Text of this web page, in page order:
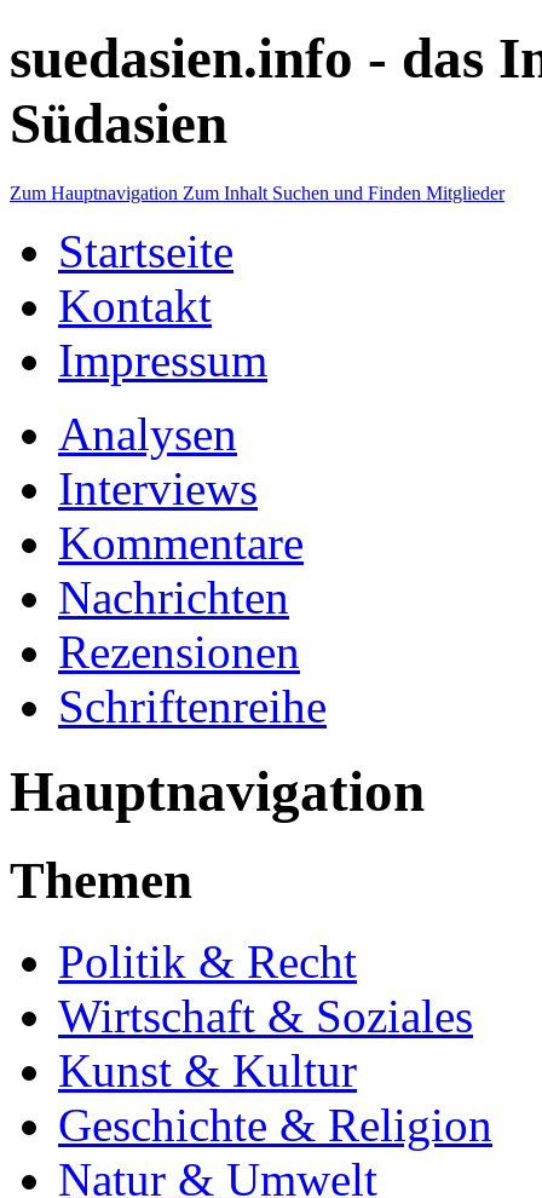
suedasien.info - das
Südasien
Zum Hauptnavigation Zum Inhalt Suchen und Finden Mitglieder
Startseite
Kontakt
Impressum
Analysen
Interviews
Kommentare
Nachrichten
Rezensionen
Schriftenreihe
Hauptnavigation
Themen
Politik & Recht
Wirtschaft & Soziales
Kunst & Kultur
Geschichte & Religion
Natur & Umwelt